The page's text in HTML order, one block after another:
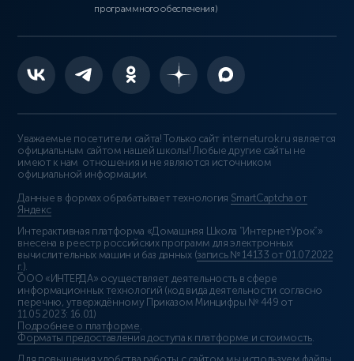
программного обеспечения)
Уважаемые посетители сайта! Только сайт interneturok.ru является
официальным сайтом нашей школы! Любые другие сайты не
имеют к нам отношения и не являются источником
официальной информации.
Данные в формах обрабатывает технология SmartCaptcha от
Яндекс
Интерактивная платформа «Домашняя Школа “ИнтернетУрок”»
внесена в реестр российских программ для электронных
вычислительных машин и баз данных (запись № 14133 от 01.07.2022
г.).
ООО «ИНТЕРДА» осуществляет деятельность в сфере
информационных технологий (код вида деятельности согласно
перечню, утверждённому Приказом Минцифры № 449 от
11.05.2023: 16.01)
Подробнее о платформе.
Форматы предоставления доступа к платформе и стоимость.